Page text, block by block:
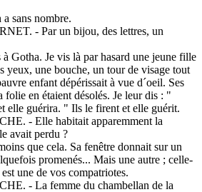
sans nombre.
- Par un bijou, des lettres, un
Gotha. Je vis là par hasard une jeune fille
yeux, une bouche, un tour de visage tout
enfant dépérissait à vue d´oeil. Ses
folie en étaient désolés. Je leur dis : "
elle guérira. " Ils le firent et elle guérit.
- Elle habitait apparemment la
avait perdu ?
que cela. Sa fenêtre donnait sur un
promenés... Mais une autre ; celle-
une de vos compatriotes.
- La femme du chambellan de la